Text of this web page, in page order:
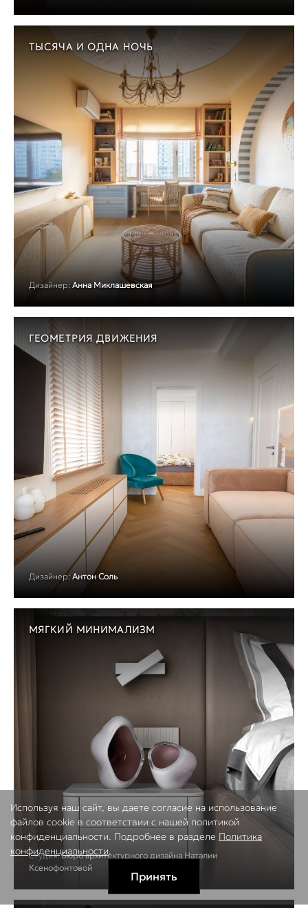
ТЫСЯЧА И ОДНА НОЧЬ
Дизайнер: Анна Миклашевская
ГЕОМЕТРИЯ ДВИЖЕНИЯ
Дизайнер: Антон Соль
МЯГКИЙ МИНИМАЛИЗМ
Студия: Бюро архитектурного дизайна Наталии
Ксенофонтовой
Используя наш сайт, вы даете согласие на использование
файлов cookie в соответствии с нашей политикой
конфиденциальности. Подробнее в разделе Политика
конфиденциальности.
Принять